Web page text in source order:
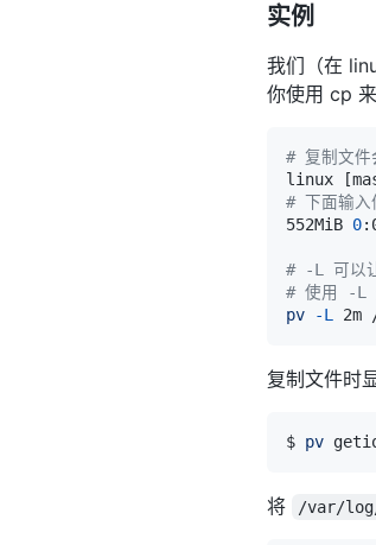
实例
我们（在
你使用 cp
# 复制文件
linux
[
# 下面输入
552MiB 0
# -L 可以
# 使用 -L
pv
-L 2m
复制文件时
$ pv
将 /var/